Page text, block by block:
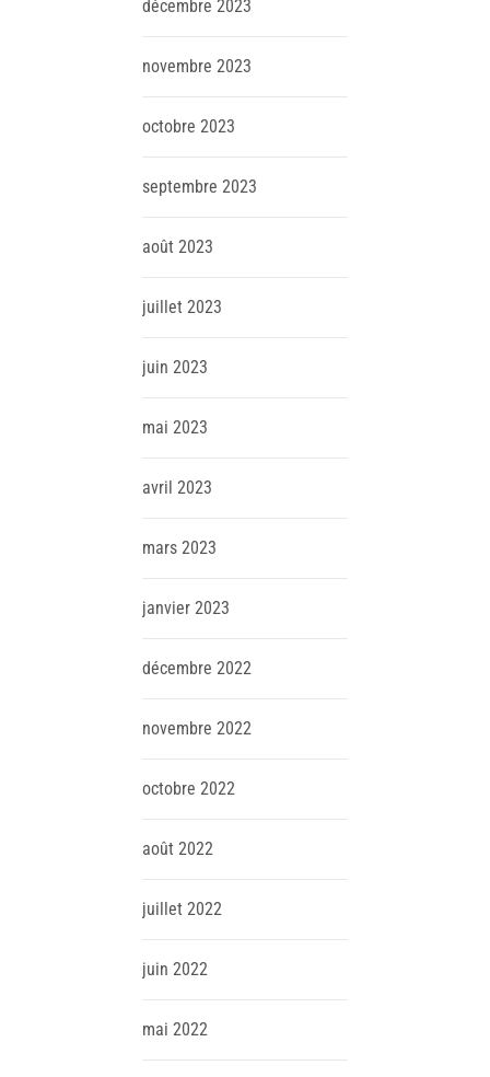
décembre 2023
novembre 2023
octobre 2023
septembre 2023
août 2023
juillet 2023
juin 2023
mai 2023
avril 2023
mars 2023
janvier 2023
décembre 2022
novembre 2022
octobre 2022
août 2022
juillet 2022
juin 2022
mai 2022